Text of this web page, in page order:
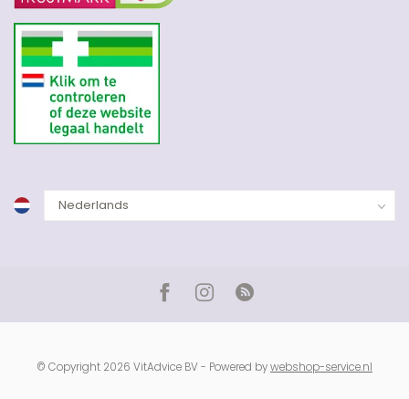
© Copyright 2026 VitAdvice BV - Powered bywebshop-service.nl